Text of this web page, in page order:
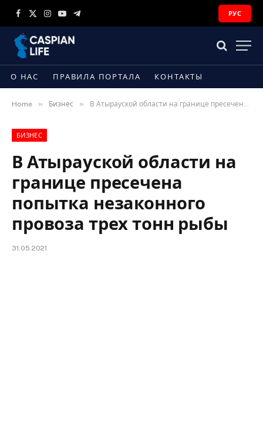
Facebook
X
Instagram
YouTubeTelegram
РУС
О НАС ПРАВИЛА ПОРТАЛА КОНТАКТЫ
Home » Бизнес » В Атырауской области на границе пресечена попытка незаконного провоза трех тонн рыбы
БИЗНЕС
В Атырауской области на
границе пресечена
попытка незаконного
провоза трех тонн рыбы
31.05.2021